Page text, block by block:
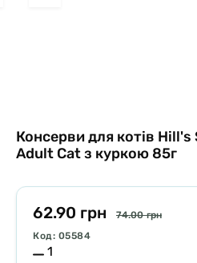
Консерви для котів Hill's
Adult Cat з куркою 85г
62.90 грн
74.00 грн
Код: 05584